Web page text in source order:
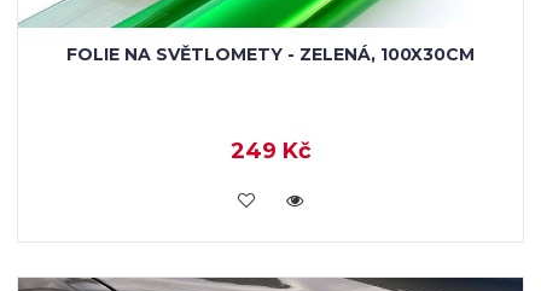
FOLIE NA SVĚTLOMETY - ZELENÁ, 100X30CM
249 Kč
VLOŽIT DO KOŠÍKU